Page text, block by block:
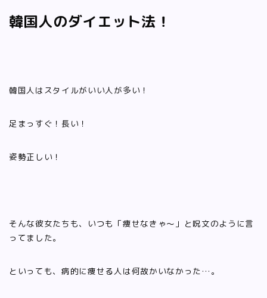
韓国人のダイエット法！
韓国人はスタイルがいい人が多い！
足まっすぐ！長い！
姿勢正しい！
そんな彼女たちも、いつも「痩せなきゃ〜」と呪文のように言
ってました。
といっても、病的に痩せる人は何故かいなかった…。